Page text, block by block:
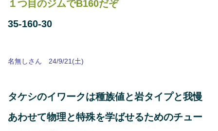
１つ目のジムでB160だぞ
35-160-30
名無しさん 24/9/21(土)
タケシのイワークは種族値と岩タイプと我慢
あわせて物理と特殊を学ばせるためのチュー